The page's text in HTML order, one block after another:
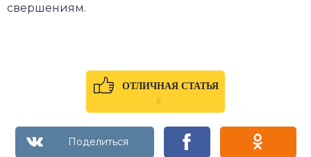
свершениям.
ОТЛИЧНАЯ СТАТЬЯ
0